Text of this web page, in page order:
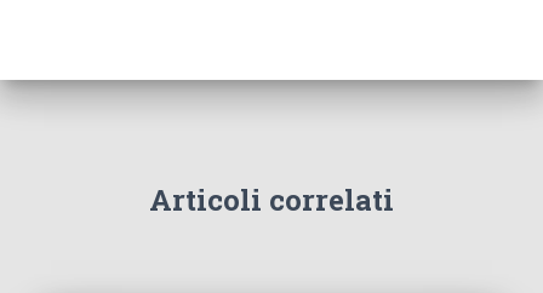
Articoli correlati